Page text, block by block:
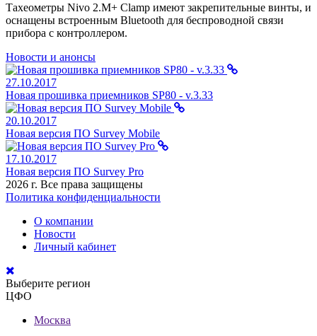
Тахеометры Nivo 2.M+ Clamp имеют закрепительные винты, и
оснащены встроенным Bluetooth для беспроводной связи
прибора с контроллером.
Новости и анонсы
27.10.2017
Новая прошивка приемников SP80 - v.3.33
20.10.2017
Новая версия ПО Survey Mobile
17.10.2017
Новая версия ПО Survey Pro
2026 г. Все права защищены
Политика конфиденциальности
О компании
Новости
Личный кабинет
Выберите регион
ЦФО
Москва